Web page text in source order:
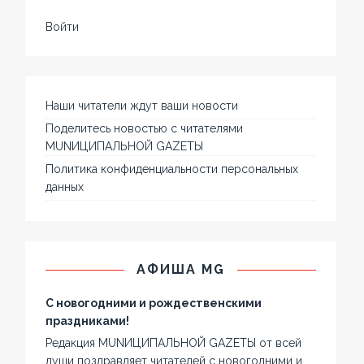
Войти
Наши читатели ждут ваши новости
Поделитесь новостью с читателями
MUNИЦИПАЛЬНОЙ GAZЕТЫ
Политика конфиденциальности персональных
данных
АФИША MG
С новогодними и рождественскими
праздниками!
Редакция MUNИЦИПАЛЬНОЙ GAZЕТЫ от всей
души поздравляет читателей с новогодними и